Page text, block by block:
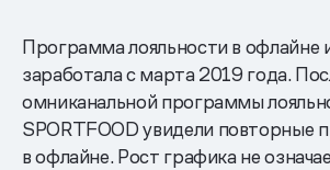
Программа лояльности в офлайне
заработала с марта 2019 года.
омниканальной программы
SPORTFOOD увидели повторные
в офлайне. Рост графика не